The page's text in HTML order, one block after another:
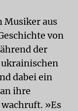
Musiker aus
von
der
ukrainischen
dabei ein
ihre
»Es